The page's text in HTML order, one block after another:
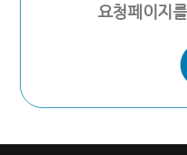
요청페이지